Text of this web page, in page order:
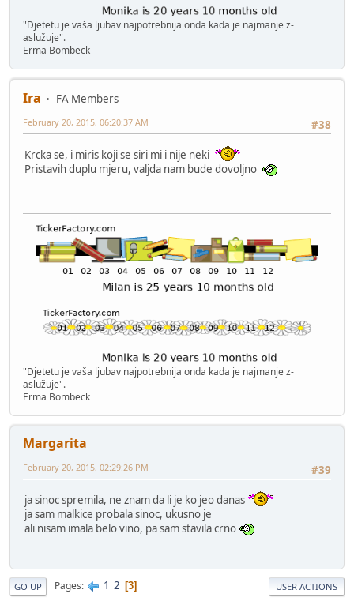
"Dje­te­tu je­ vaša ljubav najpo­tre­bnija o­nda kada je najmanje­ z­
aslužuje"­.
Erma Bombeck
Ira
FA Members
#38
February 20, 2015, 06:20:37 AM
Krcka se, i miris koji se siri mi i nije neki
Pristavih duplu mjeru, valjda nam bude dovoljno
"Dje­te­tu je­ vaša ljubav najpo­tre­bnija o­nda kada je najmanje­ z­
aslužuje"­.
Erma Bombeck
Margarita
#39
February 20, 2015, 02:29:26 PM
ja sinoc spremila, ne znam da li je ko jeo danas
ja sam malkice probala sinoc, ukusno je
ali nisam imala belo vino, pa sam stavila crno
GO UP Pages 1 2 3 USER ACTIONS